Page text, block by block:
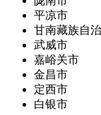
平凉市
甘南藏族自
武威市
嘉峪关市
金昌市
定西市
白银市